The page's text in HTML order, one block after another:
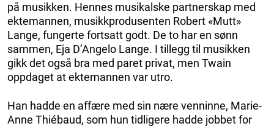
på musikken. Hennes musikalske partnerskap med
ektemannen, musikkprodusenten Robert «Mutt»
Lange, fungerte fortsatt godt. De to har en sønn
sammen, Eja D’Angelo Lange. I tillegg til musikken
gikk det også bra med paret privat, men Twain
oppdaget at ektemannen var utro.
Han hadde en affære med sin nære venninne, Marie-
Anne Thiébaud, som hun tidligere hadde jobbet for